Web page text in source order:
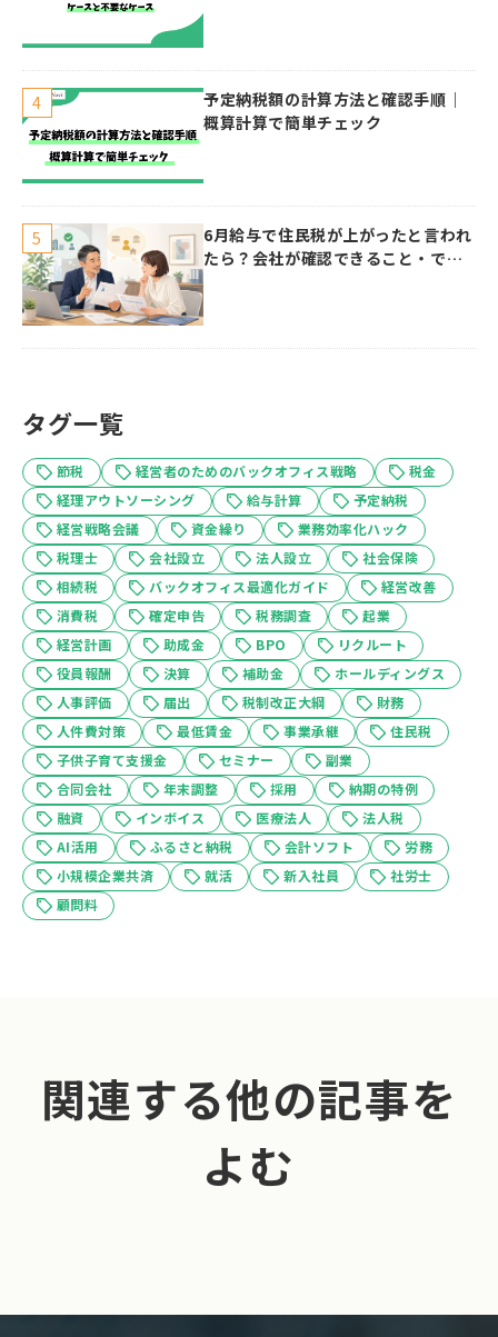
予定納税額の計算方法と確認手順｜
概算計算で簡単チェック
6月給与で住民税が上がったと言われ
たら？会社が確認できること・でき
タグ一覧
節税 経営者のためのバックオフィス戦略
税金
経理アウトソーシング
給与計算
予定納税
経営戦略会議
資金繰り
業務効率化ハック
税理士
会社設立 法人設立
社会保険
相続税
バックオフィス最適化ガイド
経営改善
消費税
確定申告 税務調査
起業
経営計画
助成金 BPO
リクルート
役員報酬
決算 補助金
ホールディングス
人事評価
届出 税制改正大綱
財務
人件費対策
最低賃金 事業承継
住民税
子供子育て支援金
セミナー
副業
合同会社
年末調整 採用
納期の特例
融資
インボイス 医療法人
法人税
AI活用
ふるさと納税 会計ソフト
労務
小規模企業共済
就活 新入社員
社労士
顧問料
関連する他の記事を
よむ